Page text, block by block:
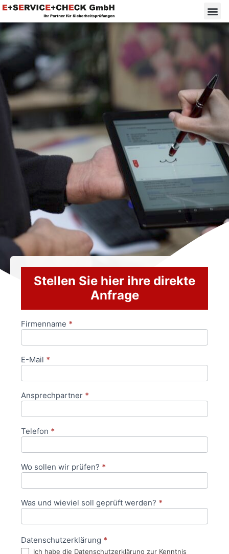
Stellen Sie hier ihre direkte
Anfrage
Anfrageformular
Firmenname *
E-Mail *
Ansprechpartner *
Telefon *
Wo sollen wir prüfen? *
Was und wieviel soll geprüft werden? *
Datenschutzerklärung *
Ich habe die Datenschutzerklärung zur Kenntnis